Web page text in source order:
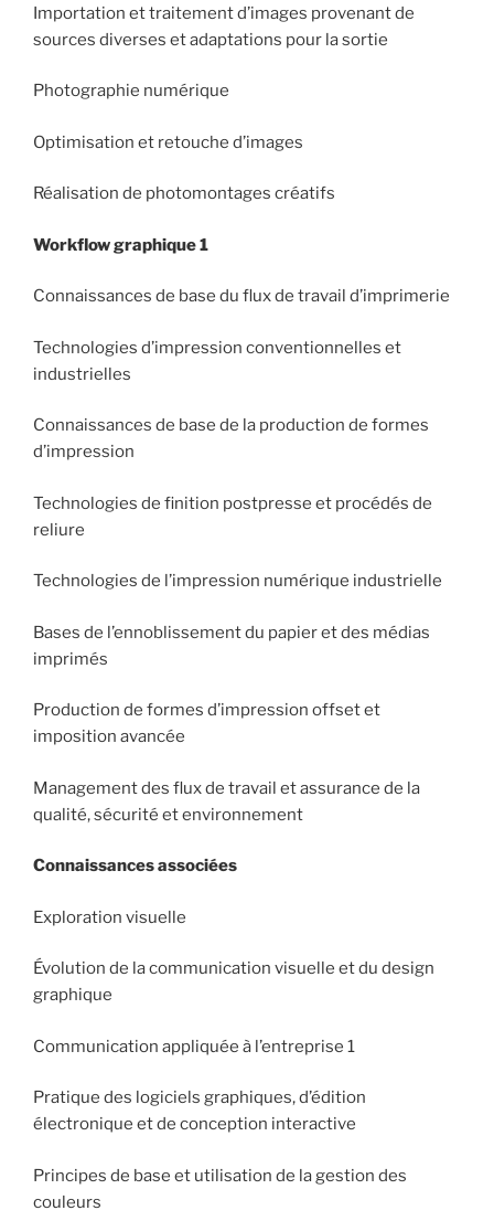
Importation et traitement d’images provenant de
sources diverses et adaptations pour la sortie
Photographie numérique
Optimisation et retouche d’images
Réalisation de photomontages créatifs
Workflow graphique 1
Connaissances de base du flux de travail d’imprimerie
Technologies d’impression conventionnelles et
industrielles
Connaissances de base de la production de formes
d’impression
Technologies de finition postpresse et procédés de
reliure
Technologies de l’impression numérique industrielle
Bases de l’ennoblissement du papier et des médias
imprimés
Production de formes d’impression offset et
imposition avancée
Management des flux de travail et assurance de la
qualité, sécurité et environnement
Connaissances associées
Exploration visuelle
Évolution de la communication visuelle et du design
graphique
Communication appliquée à l’entreprise 1
Pratique des logiciels graphiques, d’édition
électronique et de conception interactive
Principes de base et utilisation de la gestion des
couleurs